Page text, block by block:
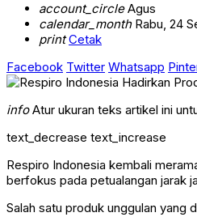
account_circleAgus
calendar_monthRabu, 24
print Cetak
Facebook Twitter Whatsapp
infoAtur ukuran teks artikel ini
text_decrease text_increase
Respiro Indonesia kembali
berfokus pada petualangan jarak
Salah satu produk unggulan yang